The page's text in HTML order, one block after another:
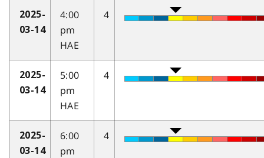
2025-
03-14
4:00
pm
HAE
4
2025-
03-14
5:00
pm
HAE
4
2025-
03-14
6:00
pm
4